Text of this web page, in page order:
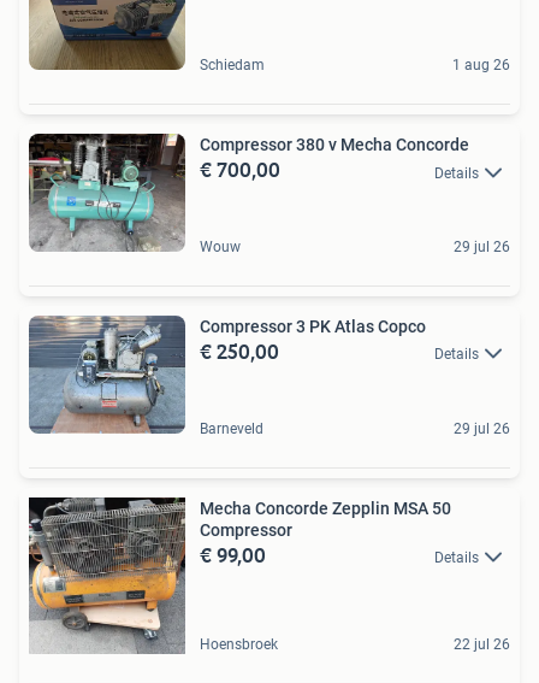
Schiedam 1 aug 26
Compressor 380 v Mecha Concorde
€ 700,00 Details
Wouw 29 jul 26
Compressor 3 PK Atlas Copco
€ 250,00 Details
Barneveld 29 jul 26
Mecha Concorde Zepplin MSA 50
Compressor
€ 99,00 Details
Hoensbroek 22 jul 26